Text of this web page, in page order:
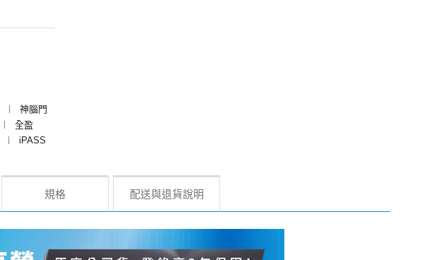
︱
神腦門
︱
全盈
︱
iPASS
規格 配送與退貨說明